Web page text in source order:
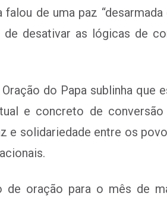
falou de uma paz
de desativar as lógicas de
do Papa sublinha
e concreto de
e solidariedade entre os
de oração para o mês de